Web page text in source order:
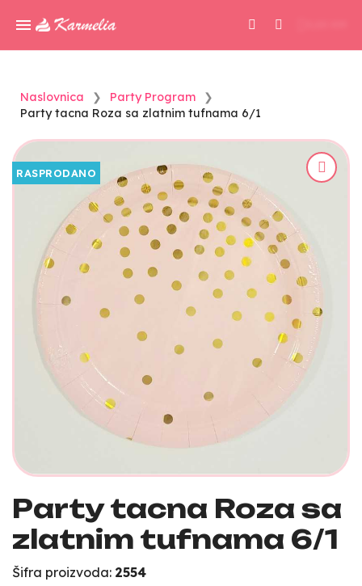
Naslovnica
Party Program
Party tacna Roza sa zlatnim tufnama 6/1
RASPRODANO
Party tacna Roza sa
zlatnim tufnama 6/1
Šifra proizvoda: 2554